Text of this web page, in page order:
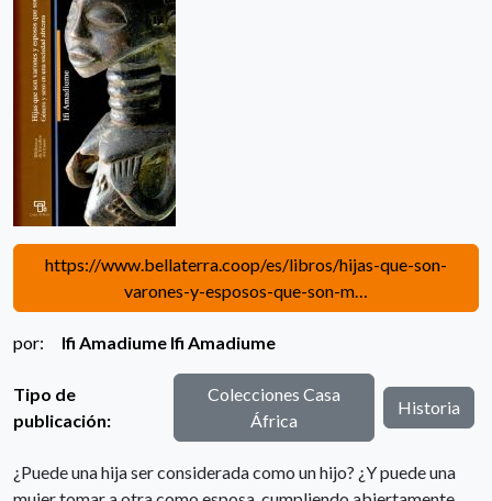
https://www.bellaterra.coop/es/libros/hijas-que-son-
varones-y-esposos-que-son-m…
por: Ifi Amadiume Ifi Amadiume
Tipo de
publicación:
Colecciones Casa
África
Historia
¿Puede una hija ser considerada como un hijo? ¿Y puede una